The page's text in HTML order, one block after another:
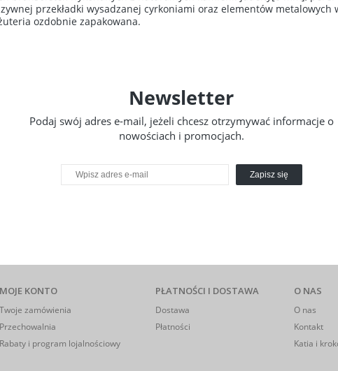
przekładki wysadzanej cyrkoniami oraz elementów metalowych
ozdobnie zapakowana.
Newsletter
Podaj swój adres e-mail, jeżeli chcesz otrzymywać informacje o
nowościach i promocjach.
Zapisz się
MOJE KONTO
Twoje zamówienia
Przechowalnia
Rabaty i program lojalnościowy
PŁATNOŚCI I DOSTAWA
Dostawa
Płatności
O NAS
O nas
Kontakt
Katia i